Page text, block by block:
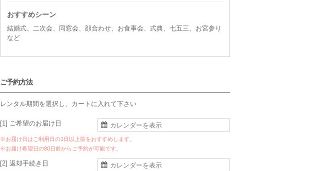
おすすめシーン
結婚式、二次会、同窓会、顔合わせ、お食事会、式典、七五三、お宮参り
など
ご予約方法
レンタル期間を選択し、カートに入れて下さい
[1] ご希望のお届け日
※お届け日はご利用日の1日以上前をおすすめします。
※お届け希望日の80日前からご予約が可能です。
[2] 返却手続き日